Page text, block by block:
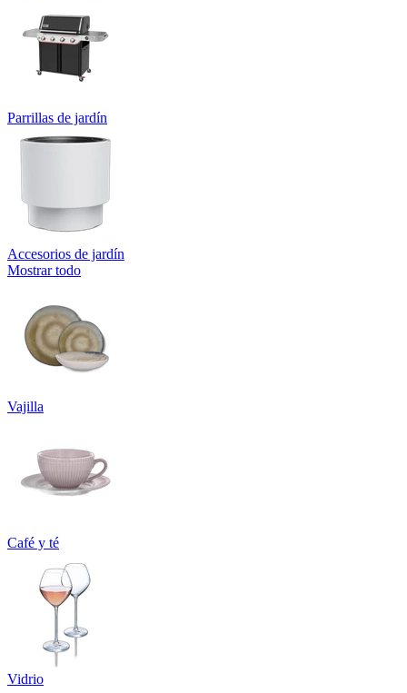
Parrillas de jardín
Accesorios de jardín
Mostrar todo
Vajilla
Café y té
Vidrio